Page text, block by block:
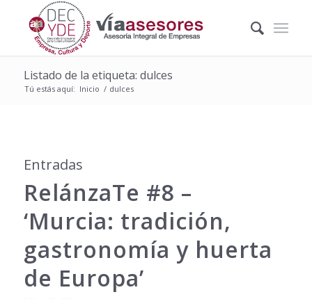
Listado de la etiqueta: dulces
Tú estás aquí: Inicio / dulces
Entradas
RelánzaTe #8 –
‘Murcia: tradición,
gastronomía y huerta
de Europa’